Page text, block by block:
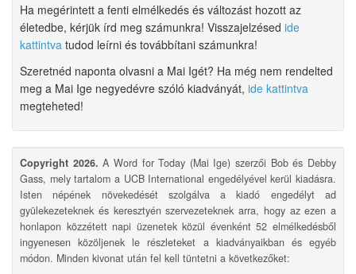
Ha megérintett a fenti elmélkedés és változást hozott az
életedbe, kérjük írd meg számunkra! Visszajelzésed ide
kattintva tudod leírni és továbbítani számunkra!
Szeretnéd naponta olvasni a Mai Igét? Ha még nem rendelted
meg a Mai Ige negyedévre szóló kiadványát, ide kattintva
megteheted!
Copyright 2026. A Word for Today (Mai Ige) szerzői Bob és Debby
Gass, mely tartalom a UCB International engedélyével kerül kiadásra.
Isten népének növekedését szolgálva a kiadó engedélyt ad
gyülekezeteknek és keresztyén szervezeteknek arra, hogy az ezen a
honlapon közzétett napi üzenetek közül évenként 52 elmélkedésből
ingyenesen közöljenek le részleteket a kiadványaikban és egyéb
módon. Minden kivonat után fel kell tüntetni a következőket: